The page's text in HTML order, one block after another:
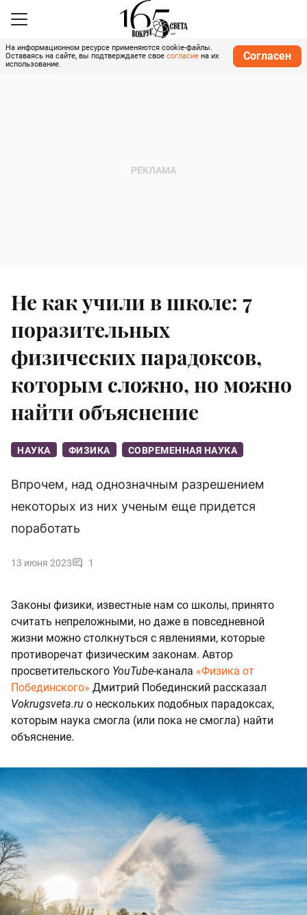
На информационном ресурсе применяются cookie-файлы.
Оставаясь на сайте, вы подтверждаете свое согласие на их
использование.
Согласен
Не как учили в школе: 7
поразительных
физических парадоксов,
которым сложно, но можно
найти объяснение
НАУКА ФИЗИКА СОВРЕМЕННАЯ НАУКА
Впрочем, над однозначным разрешением
некоторых из них ученым еще придется
поработать
13 июня 2023 1
Законы физики, известные нам со школы, принято
считать непреложными, но даже в повседневной
жизни можно столкнуться с явлениями, которые
противоречат физическим законам. Автор
просветительского YouTube-канала «Физика от
Побединского» Дмитрий Побединский рассказал
Vokrugsveta.ru о нескольких подобных парадоксах,
которым наука смогла (или пока не смогла) найти
объяснение.